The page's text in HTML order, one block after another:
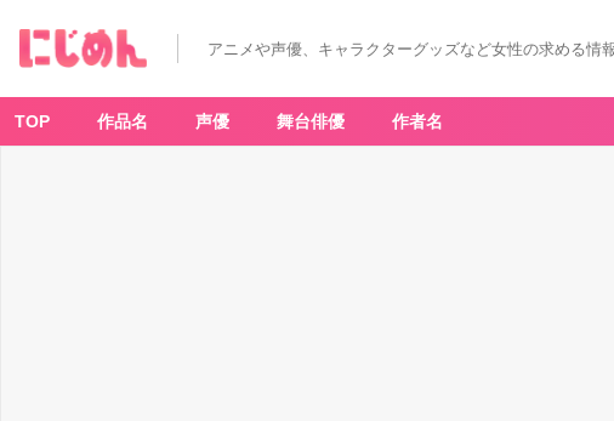
アニメや声優、キャラクターグッズなど女性の求める情
TOP 作品名 声優 舞台俳優 作者名